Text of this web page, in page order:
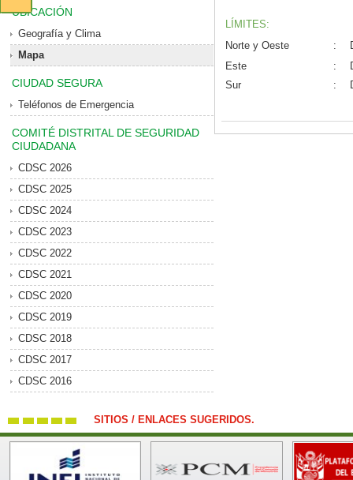
UBICACIÓN
Geografía y Clima
Mapa
CIUDAD SEGURA
Teléfonos de Emergencia
COMITÉ DISTRITAL DE SEGURIDAD
CIUDADANA
CDSC 2026
CDSC 2025
CDSC 2024
CDSC 2023
CDSC 2022
CDSC 2021
CDSC 2020
CDSC 2019
CDSC 2018
CDSC 2017
CDSC 2016
LÍMITES:
Norte y Oeste
:
Este
:
Sur
:
SITIOS / ENLACES SUGERIDOS.